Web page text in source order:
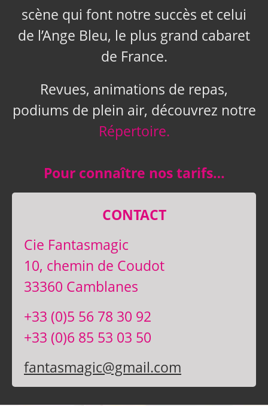
scène qui font notre succès et celui
de l’Ange Bleu, le plus grand cabaret
de France.
Revues, animations de repas,
podiums de plein air, découvrez notre
Répertoire.
Pour connaître nos tarifs…
CONTACT
Cie Fantasmagic
10, chemin de Coudot
33360 Camblanes
+33 (0)5 56 78 30 92
+33 (0)6 85 53 03 50
fantasmagic@gmail.com